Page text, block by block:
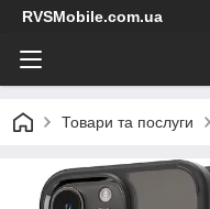
RVSMobile.com.ua
Товари та послуги